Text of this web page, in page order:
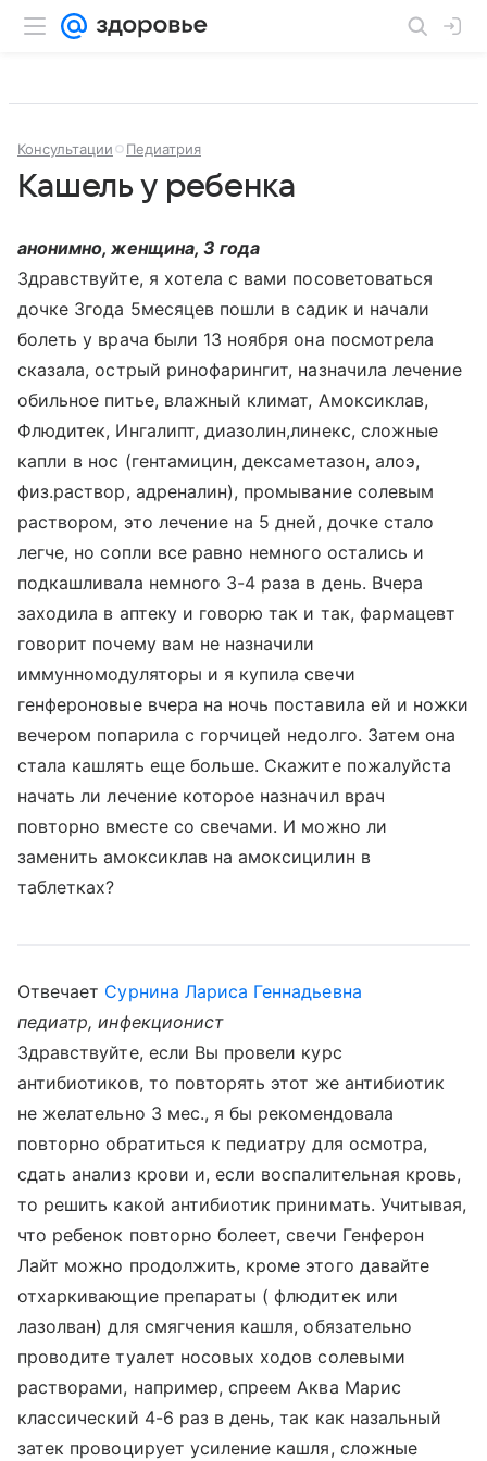
Консультации Педиатрия
Кашель у ребенка
анонимно, женщина, 3 года
Здравствуйте, я хотела с вами посоветоваться
дочке 3года 5месяцев пошли в садик и начали
болеть у врача были 13 ноября она посмотрела
сказала, острый ринофарингит, назначила лечение
обильное питье, влажный климат, Амоксиклав,
Флюдитек, Ингалипт, диазолин,линекс, сложные
капли в нос (гентамицин, дексаметазон, алоэ,
физ.раствор, адреналин), промывание солевым
раствором, это лечение на 5 дней, дочке стало
легче, но сопли все равно немного остались и
подкашливала немного 3-4 раза в день. Вчера
заходила в аптеку и говорю так и так, фармацевт
говорит почему вам не назначили
иммунномодуляторы и я купила свечи
генфероновые вчера на ночь поставила ей и ножки
вечером попарила с горчицей недолго. Затем она
стала кашлять еще больше. Скажите пожалуйста
начать ли лечение которое назначил врач
повторно вместе со свечами. И можно ли
заменить амоксиклав на амоксицилин в
таблетках?
Отвечает Сурнина Лариса Геннадьевна
педиатр, инфекционист
Здравствуйте, если Вы провели курс
антибиотиков, то повторять этот же антибиотик
не желательно 3 мес., я бы рекомендовала
повторно обратиться к педиатру для осмотра,
сдать анализ крови и, если воспалительная кровь,
то решить какой антибиотик принимать. Учитывая,
что ребенок повторно болеет, свечи Генферон
Лайт можно продолжить, кроме этого давайте
отхаркивающие препараты ( флюдитек или
лазолван) для смягчения кашля, обязательно
проводите туалет носовых ходов солевыми
растворами, например, спреем Аква Марис
классический 4-6 раз в день, так как назальный
затек провоцирует усиление кашля, сложные